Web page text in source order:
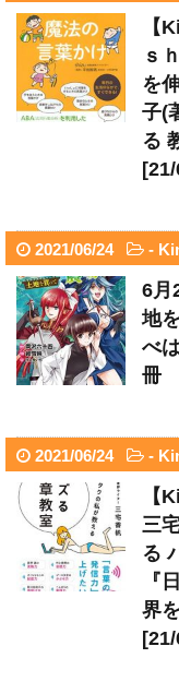
【
ｓ
を
子(
る
2021/06/24 -
6月
地
べ
冊
2021/06/24 -
【
三
る
『
界